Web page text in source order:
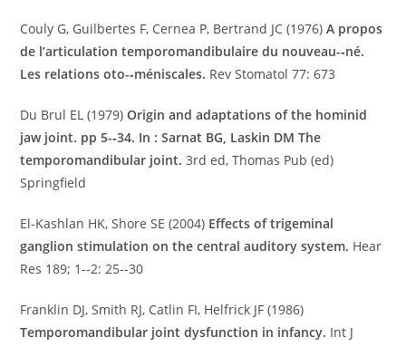
Couly G, Guilbertes F, Cernea P, Bertrand JC (1976)A propos
de l’articulation temporomandibulaire du nouveau-­‐né.
Les relations oto-­‐méniscales. Rev Stomatol 77: 673
Du Brul EL (1979)Origin and adaptations of the hominid
jaw joint. pp 5-­‐34. In : Sarnat BG, Laskin DM The
temporomandibular joint. 3rd ed, Thomas Pub (ed)
Springfield
El-Kashlan HK, Shore SE (2004) Effects of trigeminal
ganglion stimulation on the central auditory system. Hear
Res 189; 1-­‐2: 25-­‐30
Franklin DJ, Smith RJ, Catlin FI, Helfrick JF (1986)
Temporomandibular joint dysfunction in infancy. Int J